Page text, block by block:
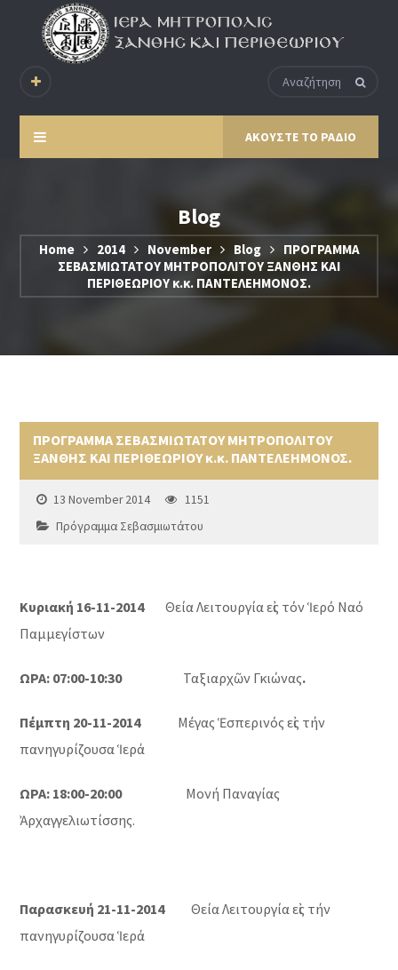
ΑΚΟΥΣΤΕ ΤΟ ΡΑΔΙΟ
Blog
Home 2014 November Blog
ΠΡΟΓΡΑΜΜΑ
ΣΕΒΑΣΜΙΩΤΑΤΟΥ ΜΗΤΡΟΠΟΛΙΤΟΥ ΞΑΝΘΗΣ ΚΑΙ
ΠΕΡΙΘΕΩΡΙΟΥ κ.κ. ΠΑΝΤΕΛΕΗΜΟΝΟΣ.
ΠΡΟΓΡΑΜΜΑ ΣΕΒΑΣΜΙΩΤΑΤΟΥ ΜΗΤΡΟΠΟΛΙΤΟΥ
ΞΑΝΘΗΣ ΚΑΙ ΠΕΡΙΘΕΩΡΙΟΥ κ.κ. ΠΑΝΤΕΛΕΗΜΟΝΟΣ.
13 November 2014
1151
Πρόγραμμα Σεβασμιωτάτου
Κυριακή 16-11-2014Θεία Λειτουργία εἰς τόν Ἱερό Ναό
Παμμεγίστων
ΩΡΑ: 07:00-10:30 Ταξιαρχῶν Γκιώνας.
Πέμπτη 20-11-2014Μέγας Ἑσπερινός εἰς τήν
πανηγυρίζουσα Ἱερά
ΩΡΑ: 18:00-20:00 Μονή Παναγίας
Ἀρχαγγελιωτίσσης.
Παρασκευή 21-11-2014Θεία Λειτουργία εἰς τήν
πανηγυρίζουσα Ἱερά